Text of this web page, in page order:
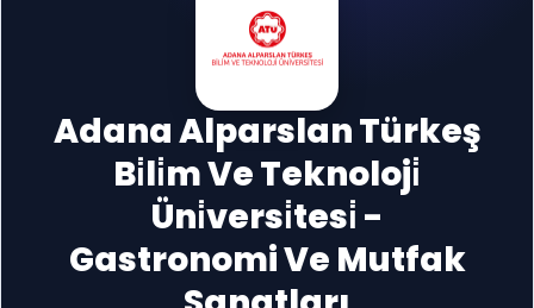
Adana Alparslan Türkeş
Bi̇li̇m Ve Teknoloji̇
Üni̇versi̇tesi̇ -
Gastronomi Ve Mutfak